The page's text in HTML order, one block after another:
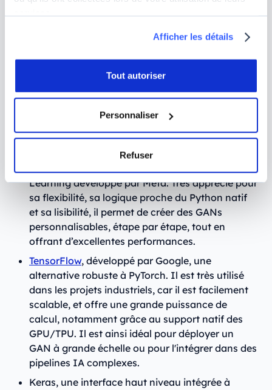
Afficher les détails
Tout autoriser
Personnaliser
Refuser
Parmi les frameworks, bibliothèques etlangages IA
les plus utilisés pour développer un réseau
antagoniste génératif, voici les incontournables :
Python, le langage de référence en Deep
Learning. Facile à apprendre, lisible et soutenu
par une immense communauté, grâce à ses
la fois la préparation des données, la
modélisation, et la visualisation. C’est le point
d’entrée naturel pour développer un GAN.
PyTorch, un framework open source de Deep
Learning développé par Meta. Très apprécié pour
sa flexibilité, sa logique proche du Python natif
et sa lisibilité, il permet de créer des GANs
personnalisables, étape par étape, tout en
offrant d’excellentes performances.
TensorFlow, développé par Google, une
alternative robuste à PyTorch. Il est très utilisé
dans les projets industriels, car il est facilement
scalable, et offre une grande puissance de
calcul, notamment grâce au support natif des
GPU/TPU. Il est ainsi idéal pour déployer un
GAN à grande échelle ou pour l'intégrer dans des
pipelines IA complexes.
Keras, une interface haut niveau intégrée à